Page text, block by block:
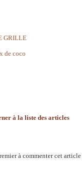
GRILLE
de coco
à la liste des articles
à commenter cet article